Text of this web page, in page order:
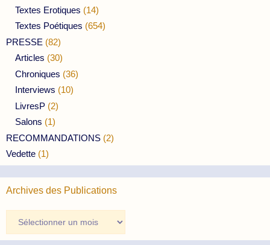
Textes Erotiques (14)
Textes Poétiques (654)
PRESSE (82)
Articles (30)
Chroniques (36)
Interviews (10)
LivresP (2)
Salons (1)
RECOMMANDATIONS (2)
Vedette (1)
Archives des Publications
des
Publications